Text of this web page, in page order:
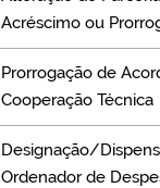
Acréscimo ou
Prorrogação de
Cooperação Técnica
Designação/
Ordenador de